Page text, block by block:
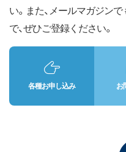
い。また、メールマガジン
で、ぜひご登録ください。
各種お申し込み お